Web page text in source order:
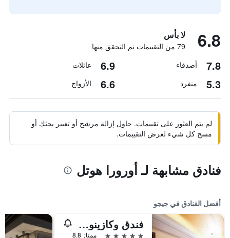
6.8 لا بأس
79 من التقييمات تم التحقق منها
7.8 أصدقاء 6.9 عائلات
5.3 منفرد 6.6 الأزواج
لم يتم العثور على تقييمات. حاول إزالة مرشح أو تغيير بحثك أو
مسح كل شيء لعرض التقييمات.
فنادق مشابهة لـ أورورا هوتل
أفضل الفنادق في جيجو
فندق وكازينو جيجو صن
5 نجوم ممتاز 8.8